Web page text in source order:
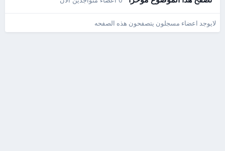
لايوجد اعضاء مسجلون يتصفحون هذه الصفحه